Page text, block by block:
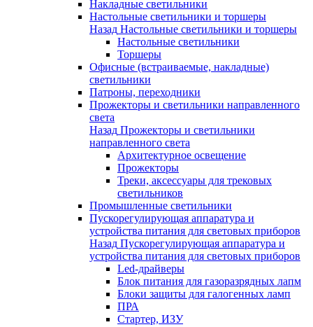
Накладные светильники
Настольные светильники и торшеры
Назад Настольные светильники и торшеры
Настольные светильники
Торшеры
Офисные (встраиваемые, накладные)
светильники
Патроны, переходники
Прожекторы и светильники направленного
света
Назад Прожекторы и светильники
направленного света
Архитектурное освещение
Прожекторы
Треки, аксессуары для трековых
светильников
Промышленные светильники
Пускорегулирующая аппаратура и
устройства питания для световых приборов
Назад Пускорегулирующая аппаратура и
устройства питания для световых приборов
Led-драйверы
Блок питания для газоразрядных лапм
Блоки защиты для галогенных ламп
ПРА
Стартер, ИЗУ